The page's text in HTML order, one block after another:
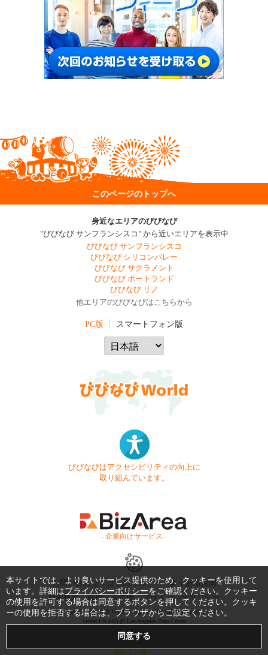
このページのトップへ
身近なエリアのびびなび
"びびなび サンフランシスコ" から近いエリアを表示中
びびなび サンフランシスコ
びびなび シリコンバレー
びびなび サクラメント
びびなび ポートランド
びびなび リノ
他エリアのびびなびはこちらから
PC版 スマートフォン版
びびなびはアクセシビリティの向上に
取り組んでいます。
- 企業向けサービス -
お問い合わせ はじめてガイド
よくある質問
利用規約
商標・著作権 プライバシーポリシー
Copyright © 1999-2026 Vivid Navigation, Inc. All Rights Reserved.
Server US (45) @ Los Angeles Data Center
本サイトでは、より良いサービス提供のため、クッキーを使用して
います。詳細はプライバシーポリシーをご確認ください。クッキー
の使用を許可する場合は同意するボタンを押してください。クッキ
ーの使用を拒否する場合は、ブラウザからご設定ください。